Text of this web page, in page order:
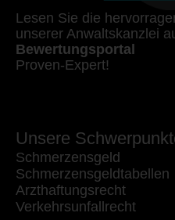
Lesen Sie die
unserer Anwaltskanzlei
Bewertungsportal
Proven-Expert!
Unsere
Schmerzensgeld
Schmerzensgeldtabellen
Arzthaftungsrecht
Verkehrsunfallrecht